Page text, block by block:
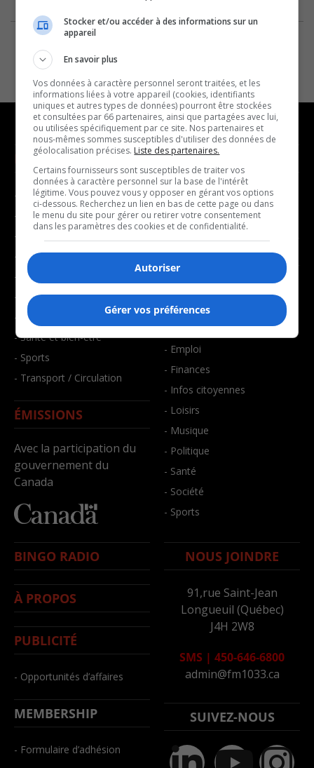
NOUVELLES
- Affaires municipales
- Communauté / Social
- Culture
- Économie
- Éducation
- Environnement
- Faits divers
- Santé et bien-être
- Sports
- Transport / Circulation
ÉMISSIONS
Avec la participation du
gouvernement du
Canada
MUSIQUE
- Décompte franco
- Joué récemment
BALADOS
- Art de vivre
- Bien-être
- Emploi
- Finances
- Infos citoyennes
- Loisirs
- Musique
- Politique
- Santé
- Société
- Sports
BINGO RADIO
À PROPOS
PUBLICITÉ
- Opportunités d’affaires
MEMBERSHIP
- Formulaire d’adhésion
NOUS JOINDRE
91,rue Saint-Jean
Longueuil (Québec)
J4H 2W8
SMS | 450-646-6800
admin@fm1033.ca
SUIVEZ-NOUS
Stocker et/ou accéder à des informations sur un
appareil
En savoir plus
Vos données à caractère personnel seront traitées, et les
informations liées à votre appareil (cookies, identifiants
uniques et autres types de données) pourront être stockées
et consultées par 66 partenaires, ainsi que partagées avec lui,
ou utilisées spécifiquement par ce site. Nos partenaires et
nous-mêmes sommes susceptibles d'utiliser des données de
géolocalisation précises. Liste des partenaires.
Certains fournisseurs sont susceptibles de traiter vos
données à caractère personnel sur la base de l'intérêt
légitime. Vous pouvez vous y opposer en gérant vos options
ci-dessous. Recherchez un lien en bas de cette page ou dans
le menu du site pour gérer ou retirer votre consentement
dans les paramètres des cookies et de confidentialité.
Autoriser
Gérer vos préférences